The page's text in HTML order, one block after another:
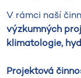
V rámci naší
výzkumných
klimatologie,
Projektová